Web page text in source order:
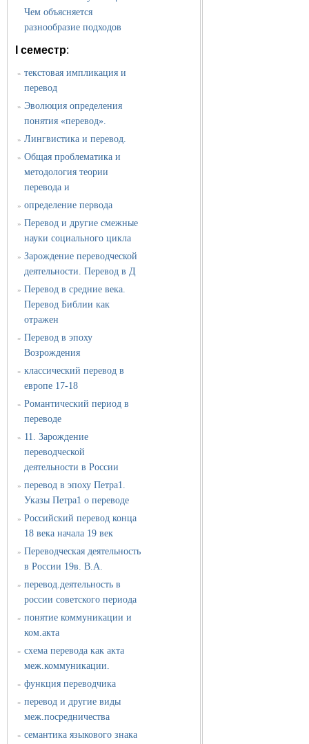
Чем объясняется
разнообразие подходов
I семестр:
» текстовая импликация и
перевод
» Эволюция определения
понятия «перевод».
» Лингвистика и перевод.
» Общая проблематика и
методология теории
перевода и
» определение первода
» Перевод и другие смежные
науки социального цикла
» Зарождение переводческой
деятельности. Перевод в Д
» Перевод в средние века.
Перевод Библии как
отражен
» Перевод в эпоху
Возрождения
» классический перевод в
европе 17-18
» Романтический период в
переводе
» 11. Зарождение
переводческой
деятельности в России
» перевод в эпоху Петра1.
Указы Петра1 о переводе
» Российский перевод конца
18 века начала 19 век
» Переводческая деятельность
в России 19в. В.А.
» перевод.деятельность в
россии советского периода
» понятие коммуникации и
ком.акта
» схема перевода как акта
меж.коммуникации.
» функция переводчика
» перевод и другие виды
меж.посредничества
» семантика языкового знака